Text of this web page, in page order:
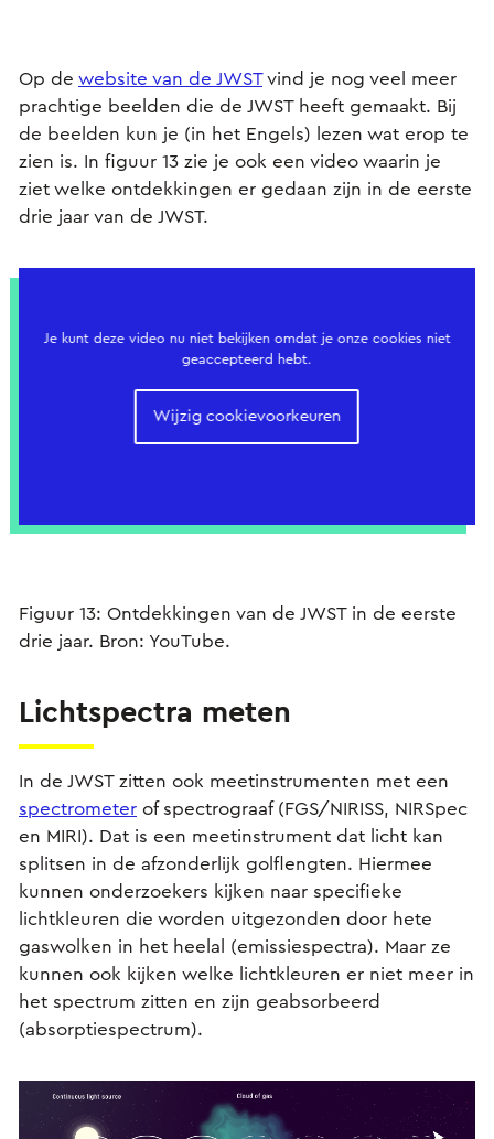
Op de website van de JWSTvind je nog veel meer
prachtige beelden die de JWST heeft gemaakt. Bij
de beelden kun je (in het Engels) lezen wat erop te
zien is. In figuur 13 zie je ook een video waarin je
ziet welke ontdekkingen er gedaan zijn in de eerste
drie jaar van de JWST.
Je kunt deze video nu niet bekijken omdat je onze cookies niet
geaccepteerd hebt.
Wijzig cookievoorkeuren
Figuur 13: Ontdekkingen van de JWST in de eerste
drie jaar. Bron: YouTube.
Lichtspectra meten
In de JWST zitten ook meetinstrumenten met een
spectrometer of spectrograaf (FGS/NIRISS, NIRSpec
en MIRI). Dat is een meetinstrument dat licht kan
splitsen in de afzonderlijk golflengten. Hiermee
kunnen onderzoekers kijken naar specifieke
lichtkleuren die worden uitgezonden door hete
gaswolken in het heelal (emissiespectra). Maar ze
kunnen ook kijken welke lichtkleuren er niet meer in
het spectrum zitten en zijn geabsorbeerd
(absorptiespectrum).